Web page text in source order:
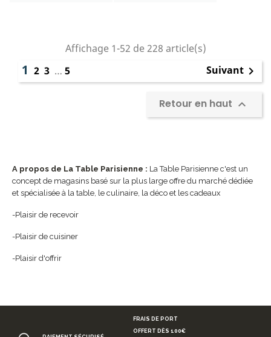
Affichage 1-52 de 228 article(s)
1 2 3 … 5 Suivant 
Retour en haut 
A propos de La Table Parisienne : La Table Parisienne c'est un
concept de magasins basé sur la plus large offre du marché dédiée
et spécialisée à la table, le culinaire, la déco et les cadeaux
-Plaisir de recevoir
-Plaisir de cuisiner
-Plaisir d'offrir
FRAIS DE PORT
OFFERT DÈS 100€